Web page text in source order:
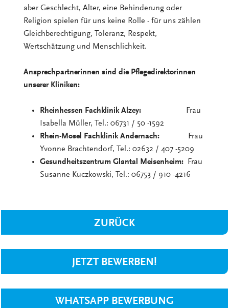
aber Geschlecht, Alter, eine Behinderung oder
Religion spielen für uns keine Rolle - für uns zählen
Gleichberechtigung, Toleranz, Respekt,
Wertschätzung und Menschlichkeit.
Ansprechpartnerinnen sind die Pflegedirektorinnen
unserer Kliniken:
Rheinhessen Fachklinik Alzey:
Frau
Isabella Müller, Tel.: 06731 / 50 -1592
Rhein-Mosel Fachklinik Andernach: Frau
Yvonne Brachtendorf, Tel.: 02632 / 407 -5209
Gesundheitszentrum Glantal Meisenheim:
Frau
Susanne Kuczkowski, Tel.: 06753 / 910 -4216
ZURÜCK
JETZT BEWERBEN!
WHATSAPP BEWERBUNG